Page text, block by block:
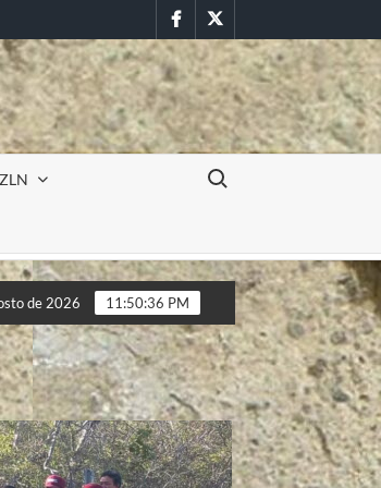
FacebookTwitter
Buscar:
en la UAEM (Morelos) durante paro
militar en la UAEM (Morelos) durante paro
de 2026 11:50:38 PM